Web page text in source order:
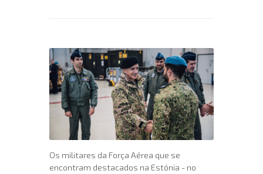
Os militares da Força Aérea que se
encontram destacados na Estónia - no